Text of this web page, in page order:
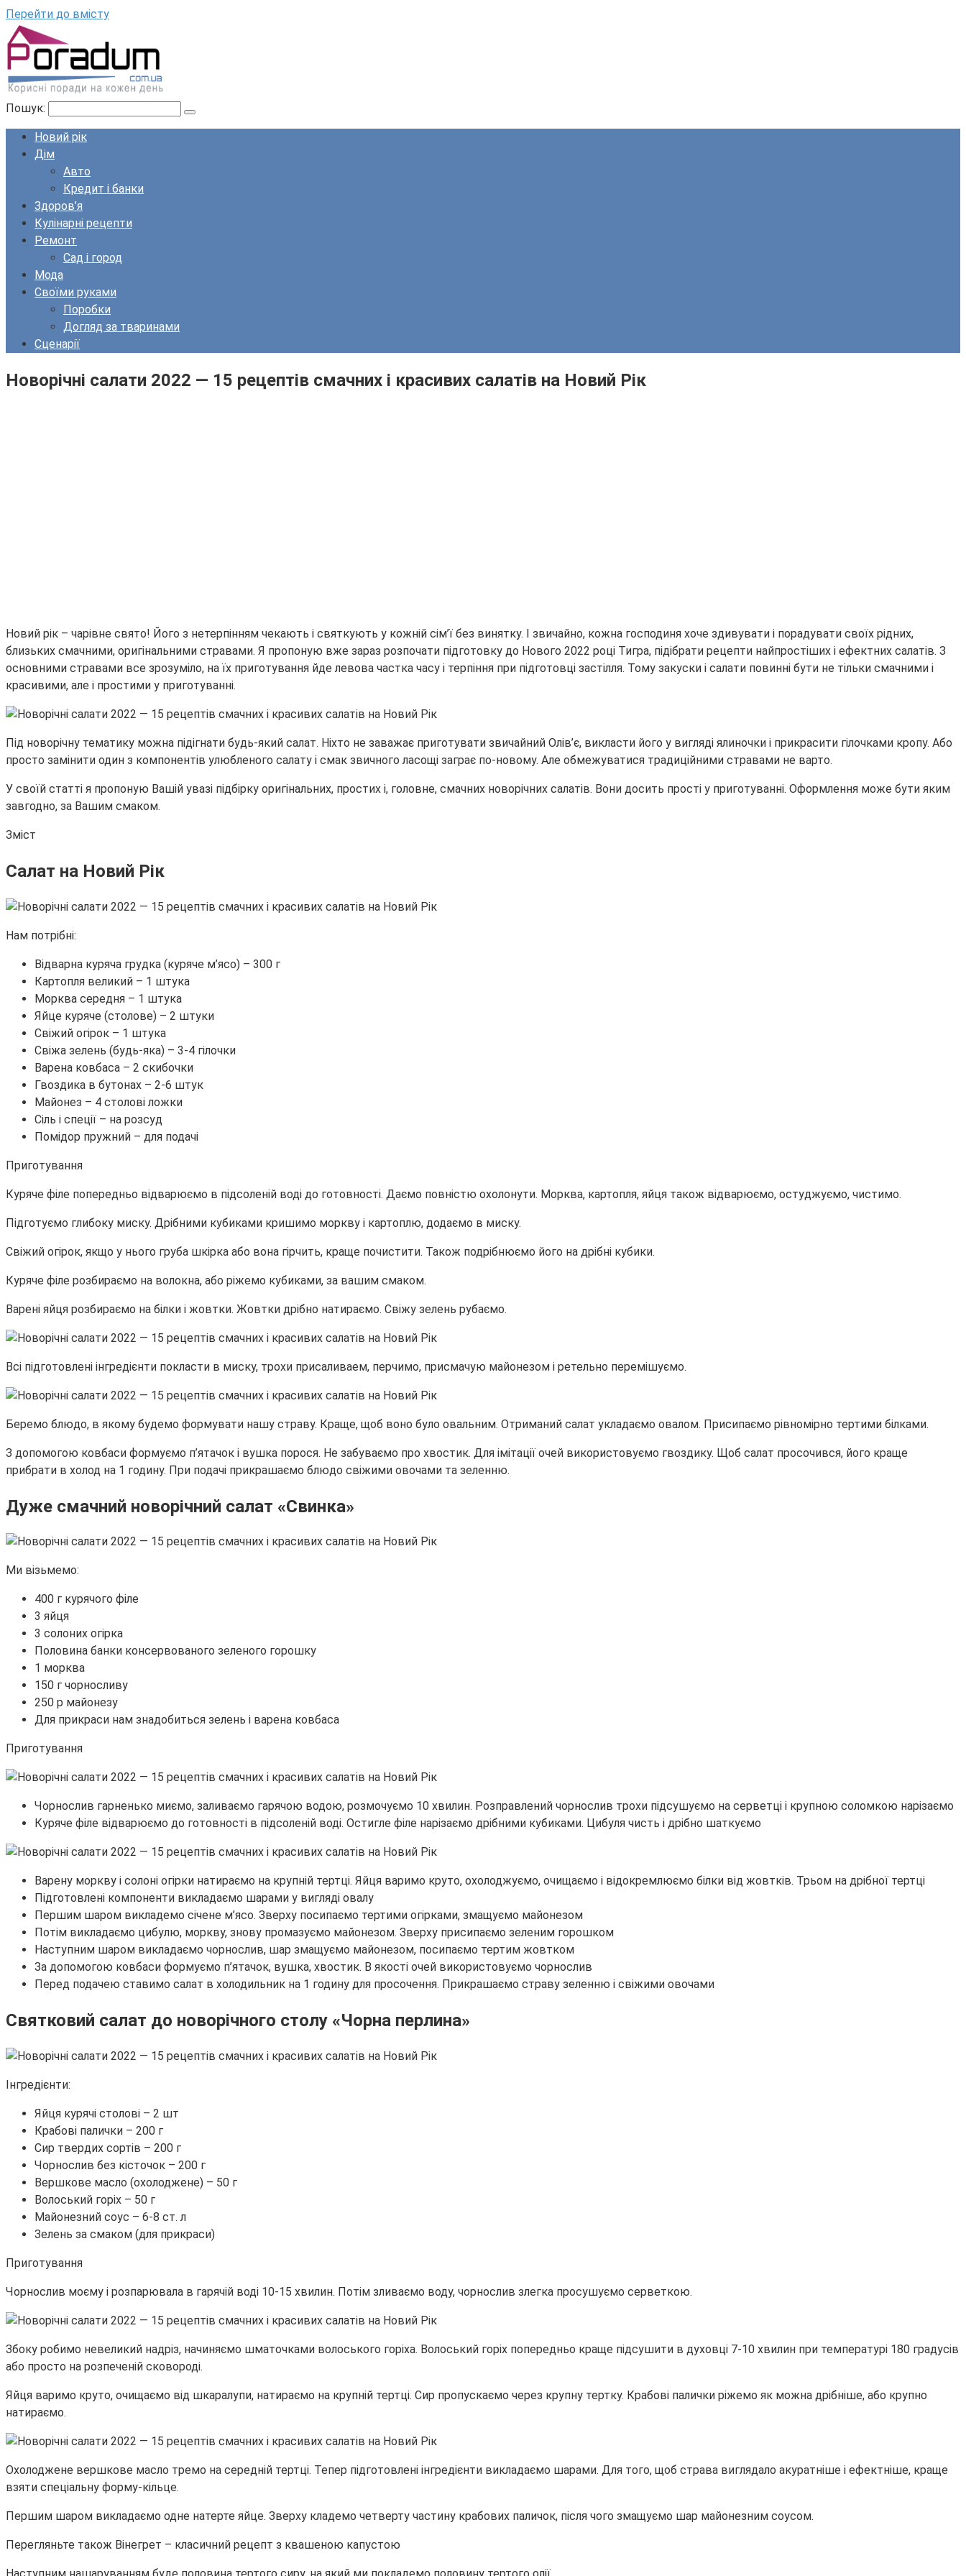
Перейти до вмісту
Пошук:
Новий рік
Дім
Авто
Кредит і банки
Здоров’я
Кулінарні рецепти
Ремонт
Сад і город
Мода
Своїми руками
Поробки
Догляд за тваринами
Сценарії
Новорічні салати 2022 — 15 рецептів смачних і красивих салатів на Новий Рік
Новий рік – чарівне свято! Його з нетерпінням чекають і святкують у кожній сім’ї без винятку. І звичайно, кожна господиня хоче здивувати і порадувати своїх рідних,
близьких смачними, оригінальними стравами. Я пропоную вже зараз розпочати підготовку до Нового 2022 році Тигра, підібрати рецепти найпростіших і ефектних салатів. З
основними стравами все зрозуміло, на їх приготування йде левова частка часу і терпіння при підготовці застілля. Тому закуски і салати повинні бути не тільки смачними і
красивими, але і простими у приготуванні.
Під новорічну тематику можна підігнати будь-який салат. Ніхто не заважає приготувати звичайний Олів’є, викласти його у вигляді ялиночки і прикрасити гілочками кропу. Або
просто замінити один з компонентів улюбленого салату і смак звичного ласощі заграє по-новому. Але обмежуватися традиційними стравами не варто.
У своїй статті я пропоную Вашій увазі підбірку оригінальних, простих і, головне, смачних новорічних салатів. Вони досить прості у приготуванні. Оформлення може бути яким
завгодно, за Вашим смаком.
Зміст
Салат на Новий Рік
Нам потрібні:
Відварна куряча грудка (куряче м’ясо) – 300 г
Картопля великий – 1 штука
Морква середня – 1 штука
Яйце куряче (столове) – 2 штуки
Свіжий огірок – 1 штука
Свіжа зелень (будь-яка) – 3-4 гілочки
Варена ковбаса – 2 скибочки
Гвоздика в бутонах – 2-6 штук
Майонез – 4 столові ложки
Сіль і спеції – на розсуд
Помідор пружний – для подачі
Приготування
Куряче філе попередньо відварюємо в підсоленій воді до готовності. Даємо повністю охолонути. Морква, картопля, яйця також відварюємо, остуджуємо, чистимо.
Підготуємо глибоку миску. Дрібними кубиками кришимо моркву і картоплю, додаємо в миску.
Свіжий огірок, якщо у нього груба шкірка або вона гірчить, краще почистити. Також подрібнюємо його на дрібні кубики.
Куряче філе розбираємо на волокна, або ріжемо кубиками, за вашим смаком.
Варені яйця розбираємо на білки і жовтки. Жовтки дрібно натираємо. Свіжу зелень рубаємо.
Всі підготовлені інгредієнти покласти в миску, трохи присаливаем, перчимо, присмачую майонезом і ретельно перемішуємо.
Беремо блюдо, в якому будемо формувати нашу страву. Краще, щоб воно було овальним. Отриманий салат укладаємо овалом. Присипаємо рівномірно тертими білками.
З допомогою ковбаси формуємо п’ятачок і вушка порося. Не забуваємо про хвостик. Для імітації очей використовуємо гвоздику. Щоб салат просочився, його краще
прибрати в холод на 1 годину. При подачі прикрашаємо блюдо свіжими овочами та зеленню.
Дуже смачний новорічний салат «Свинка»
Ми візьмемо:
400 г курячого філе
3 яйця
3 солоних огірка
Половина банки консервованого зеленого горошку
1 морква
150 г чорносливу
250 р майонезу
Для прикраси нам знадобиться зелень і варена ковбаса
Приготування
Чорнослив гарненько миємо, заливаємо гарячою водою, розмочуємо 10 хвилин. Розправлений чорнослив трохи підсушуємо на серветці і крупною соломкою нарізаємо
Куряче філе відварюємо до готовності в підсоленій воді. Остигле філе нарізаємо дрібними кубиками. Цибуля чисть і дрібно шаткуємо
Варену моркву і солоні огірки натираємо на крупній тертці. Яйця варимо круто, охолоджуємо, очищаємо і відокремлюємо білки від жовтків. Трьом на дрібної тертці
Підготовлені компоненти викладаємо шарами у вигляді овалу
Першим шаром викладемо січене м’ясо. Зверху посипаємо тертими огірками, змащуємо майонезом
Потім викладаємо цибулю, моркву, знову промазуємо майонезом. Зверху присипаємо зеленим горошком
Наступним шаром викладаємо чорнослив, шар змащуємо майонезом, посипаємо тертим жовтком
За допомогою ковбаси формуємо п’ятачок, вушка, хвостик. В якості очей використовуємо чорнослив
Перед подачею ставимо салат в холодильник на 1 годину для просочення. Прикрашаємо страву зеленню і свіжими овочами
Святковий салат до новорічного столу «Чорна перлина»
Інгредієнти:
Яйця курячі столові – 2 шт
Крабові палички – 200 г
Сир твердих сортів – 200 г
Чорнослив без кісточок – 200 г
Вершкове масло (охолоджене) – 50 г
Волоський горіх – 50 г
Майонезний соус – 6-8 ст. л
Зелень за смаком (для прикраси)
Приготування
Чорнослив моєму і розпарювала в гарячій воді 10-15 хвилин. Потім зливаємо воду, чорнослив злегка просушуємо серветкою.
Збоку робимо невеликий надріз, начиняємо шматочками волоського горіха. Волоський горіх попередньо краще підсушити в духовці 7-10 хвилин при температурі 180 градусів
або просто на розпеченій сковороді.
Яйця варимо круто, очищаємо від шкаралупи, натираємо на крупній тертці. Сир пропускаємо через крупну тертку. Крабові палички ріжемо як можна дрібніше, або крупно
натираємо.
Охолоджене вершкове масло тремо на середній тертці. Тепер підготовлені інгредієнти викладаємо шарами. Для того, щоб страва виглядало акуратніше і ефектніше, краще
взяти спеціальну форму-кільце.
Першим шаром викладаємо одне натерте яйце. Зверху кладемо четверту частину крабових паличок, після чого змащуємо шар майонезним соусом.
Перегляньте також Вінегрет – класичний рецепт з квашеною капустою